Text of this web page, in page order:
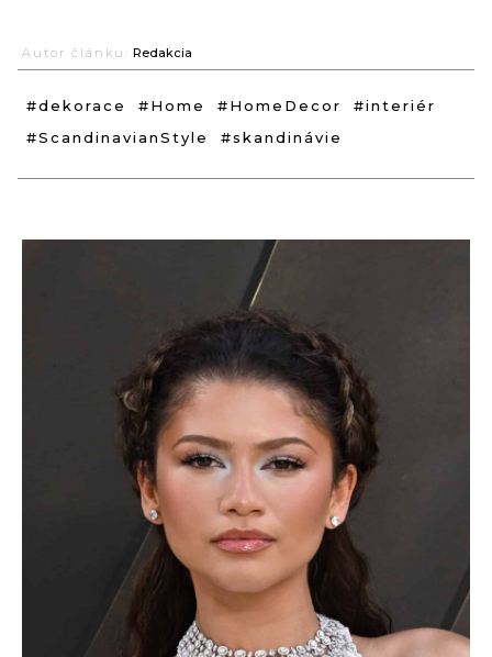
Autor článku: Redakcia
#dekorace #Home #HomeDecor
#interiér
#ScandinavianStyle
#skandinávie